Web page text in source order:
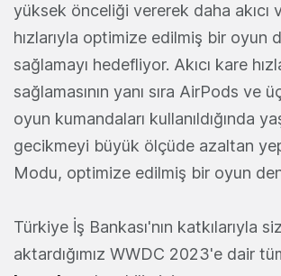
yüksek önceliği vererek daha akıcı
hızlarıyla optimize edilmiş bir oyun
sağlamayı hedefliyor. Akıcı kare
sağlamasının yanı sıra AirPods ve
oyun kumandaları kullanıldığında
gecikmeyi büyük ölçüde azaltan
Modu, optimize edilmiş bir oyun
Türkiye İş Bankası'nın katkılarıyla
aktardığımız WWDC 2023'e dair